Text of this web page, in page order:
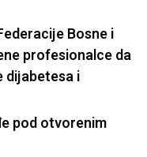
Bosne i
profesionalce da
dijabetesa i
pod otvorenim